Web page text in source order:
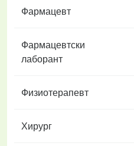
Фармацевт
Фармацевтски
лаборант
Физиотерапевт
Хирург